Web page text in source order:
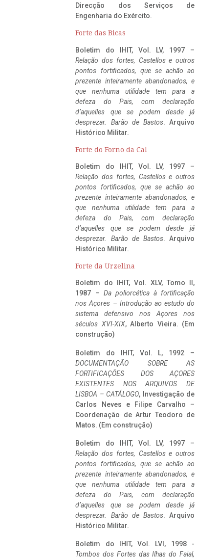
Direcção dos Serviços de
Engenharia do Exército.
Forte das Bicas
Boletim do IHIT, Vol. LV, 1997 –
Relação dos fortes, Castellos e outros
pontos fortificados, que se achão ao
prezente inteiramente abandonados, e
que nenhuma utilidade tem para a
defeza do Pais, com declaração
d’aquelles que se podem desde já
desprezar. Barão de Bastos. Arquivo
Histórico Militar.
Forte do Forno da Cal
Boletim do IHIT, Vol. LV, 1997 –
Relação dos fortes, Castellos e outros
pontos fortificados, que se achão ao
prezente inteiramente abandonados, e
que nenhuma utilidade tem para a
defeza do Pais, com declaração
d’aquelles que se podem desde já
desprezar. Barão de Bastos. Arquivo
Histórico Militar.
Forte da Urzelina
Boletim do IHIT, Vol. XLV, Tomo II,
1987 – Da poliorcética à fortificação
nos Açores – Introdução ao estudo do
sistema defensivo nos Açores nos
séculos XVI-XIX, Alberto Vieira. (Em
construção)
Boletim do IHIT, Vol. L, 1992 –
DOCUMENTAÇÃO SOBRE AS
FORTIFICAÇÕES DOS AÇORES
EXISTENTES NOS ARQUIVOS DE
LISBOA – CATÁLOGO, Investigação de
Carlos Neves e Filipe Carvalho –
Coordenação de Artur Teodoro de
Matos. (Em construção)
Boletim do IHIT, Vol. LV, 1997 –
Relação dos fortes, Castellos e outros
pontos fortificados, que se achão ao
prezente inteiramente abandonados, e
que nenhuma utilidade tem para a
defeza do Pais, com declaração
d’aquelles que se podem desde já
desprezar. Barão de Bastos. Arquivo
Histórico Militar.
Boletim do IHIT, Vol. LVI, 1998 -
Tombos dos Fortes das Ilhas do Faial,